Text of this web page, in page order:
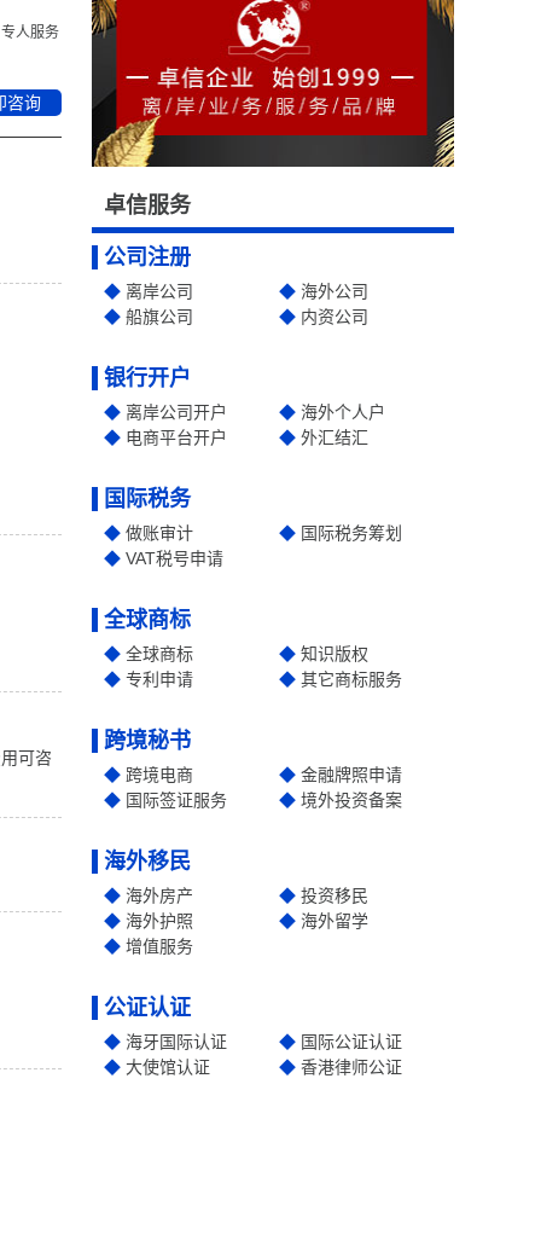
专人服务
咨询
可咨
卓信服务
公司注册
离岸公司
海外公司
船旗公司
内资公司
银行开户
离岸公司开户
海外个人户
电商平台开户
外汇结汇
国际税务
做账审计
国际税务筹划
VAT税号申请
全球商标
全球商标
知识版权
专利申请
其它商标服务
跨境秘书
跨境电商
金融牌照申请
国际签证服务
境外投资备案
海外移民
海外房产
投资移民
海外护照
海外留学
增值服务
公证认证
海牙国际认证
国际公证认证
大使馆认证
香港律师公证